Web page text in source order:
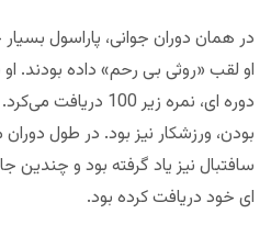
در همان دوران جوانی، پاراسول
او لقب «روثی بی رحم» داده بودند.
دوره ای، نمره زیر
بودن، ورزشکار نیز بود. در طول
سافتبال نیز یاد گرفته بود و چندین
ای خود دریافت کرده بود.